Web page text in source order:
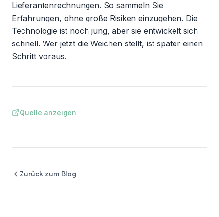
Lieferantenrechnungen. So sammeln Sie
Erfahrungen, ohne große Risiken einzugehen. Die
Technologie ist noch jung, aber sie entwickelt sich
schnell. Wer jetzt die Weichen stellt, ist später einen
Schritt voraus.
Quelle anzeigen
Zurück zum Blog